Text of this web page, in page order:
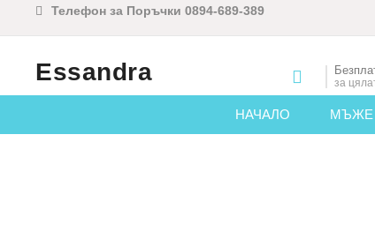
Телефон за Поръчки 0894-689-389
Essandra за
НАЧАЛО МЪЖЕ